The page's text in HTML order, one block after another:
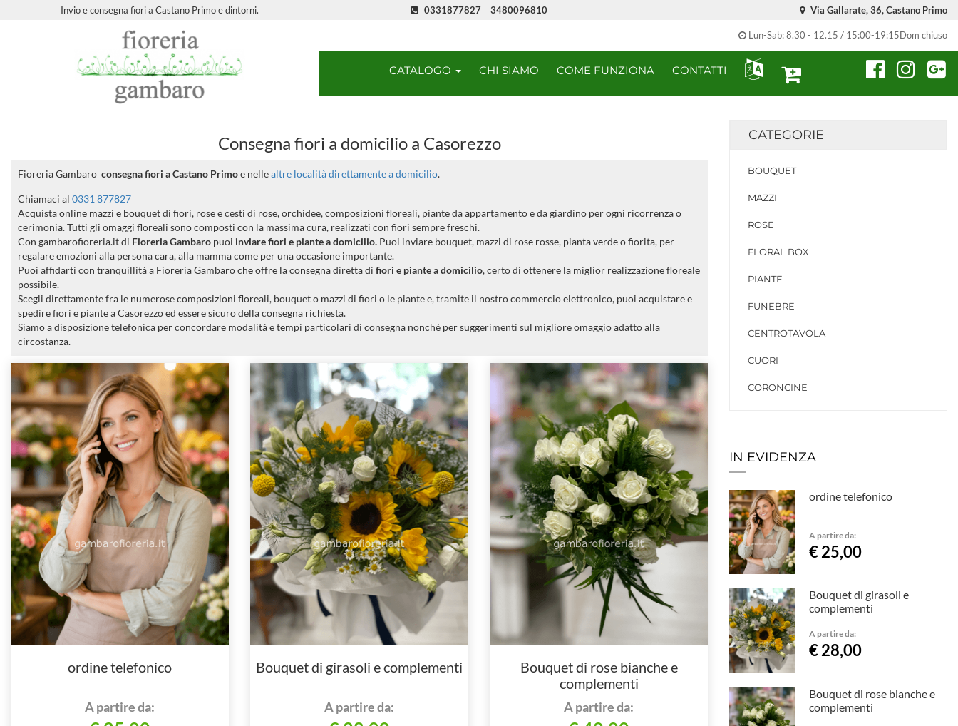
Invio e consegna fiori a Castano Primo e dintorni. 0331877827 3480096810 Via Gallarate, 36, Castano Primo
Lun-Sab: 8.30 - 12.15 / 15:00-19:15Dom chiuso
CATALOGO CHI SIAMO COME FUNZIONA CONTATTI
Consegna fiori a domicilio a Casorezzo
Fioreria Gambaro consegna fiori a Castano Primoe nellealtre località direttamente a domicilio.
Chiamaci al 0331 877827
Acquista online mazzi e bouquet di fiori, rose e cesti di rose, orchidee, composizioni floreali, piante da appartamento e da giardino per ogni ricorrenza o
cerimonia. Tutti gli omaggi floreali sono composti con la massima cura, realizzati con fiori sempre freschi.
Con gambarofioreria.it di Fioreria Gambaro puoi inviare fiori e piante a domicilio. Puoi inviare bouquet, mazzi di rose rosse, pianta verde o fiorita, per
regalare emozioni alla persona cara, alla mamma come per una occasione importante.
Puoi affidarti con tranquillità a Fioreria Gambaro che offre la consegna diretta di fiori e piante a domicilio, certo di ottenere la miglior realizzazione floreale
possibile.
Scegli direttamente fra le numerose composizioni floreali, bouquet o mazzi di fiori o le piante e, tramite il nostro commercio elettronico, puoi acquistare e
spedire fiori e piante a Casorezzo ed essere sicuro della consegna richiesta.
Siamo a disposizione telefonica per concordare modalità e tempi particolari di consegna nonché per suggerimenti sul migliore omaggio adatto alla
circostanza.
ordine telefonico
A partire da:
Bouquet di girasoli e complementi
A partire da:
Bouquet di rose bianche e
complementi
A partire da:
CATEGORIE
BOUQUET
MAZZI
ROSE
FLORAL BOX
PIANTE
FUNEBRE
CENTROTAVOLA
CUORI
CORONCINE
IN EVIDENZA
ordine telefonico
A partire da:
€ 25,00
Bouquet di girasoli e
complementi
A partire da:
€ 28,00
Bouquet di rose bianche e
complementi